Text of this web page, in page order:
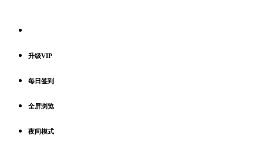
升级VIP
每日签到
全屏浏览
夜间模式